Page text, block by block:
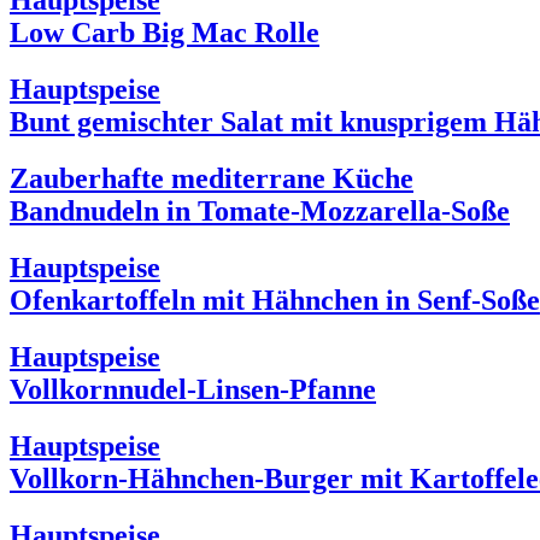
Low Carb Big Mac Rolle
Hauptspeise
Bunt gemischter Salat mit knusprigem
Zauberhafte mediterrane Küche
Bandnudeln in Tomate-Mozzarella-Soße
Hauptspeise
Ofenkartoffeln mit Hähnchen in Senf-Soße
Hauptspeise
Vollkornnudel-Linsen-Pfanne
Hauptspeise
Vollkorn-Hähnchen-Burger mit